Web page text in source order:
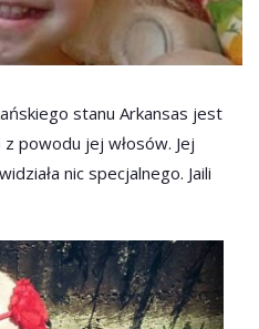
stanu Arkansas jest
powodu jej włosów. Jej
nic specjalnego. Jaili